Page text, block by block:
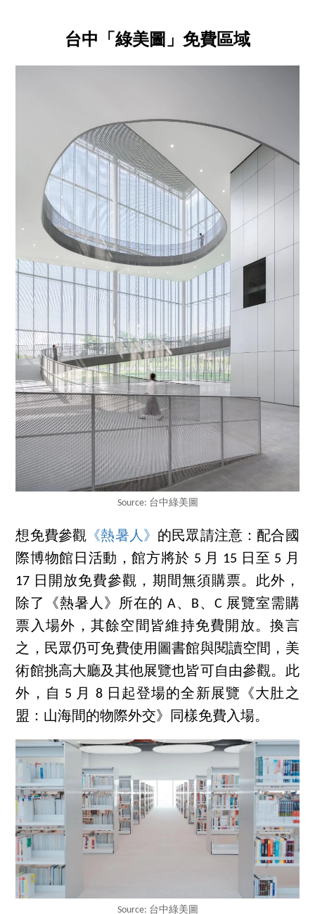
台中「綠美圖」免費區域
Source: 台中綠美圖
想免費參觀 《熱暑人》 的民眾請注意：配合國
際博物館日活動，館方將於 5 月 15 日至 5 月
17 日開放免費參觀，期間無須購票。此外，
除了《熱暑人》所在的 A、B、C 展覽室需購
票入場外，其餘空間皆維持免費開放。換言
之，民眾仍可免費使用圖書館與閱讀空間，美
術館挑高大廳及其他展覽也皆可自由參觀。此
外，自 5 月 8 日起登場的全新展覽《大肚之
盟：山海間的物際外交》同樣免費入場。
Source: 台中綠美圖